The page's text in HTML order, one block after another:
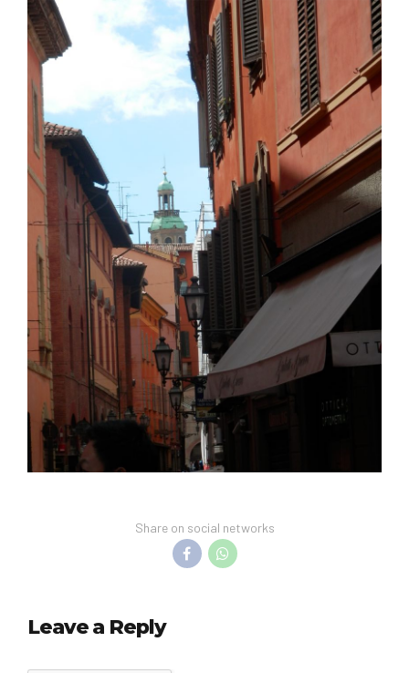
Share on social networks
Leave a Reply